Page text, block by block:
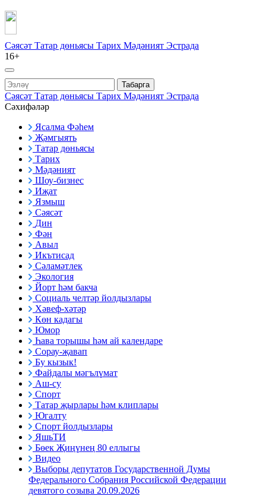
Сәясәт Татар дөньясы Тарих Мәдәният Эстрада
16+
Табарга
Сәясәт Татар дөньясы Тарих Мәдәният Эстрада
Сәхифәләр
Ясалма Фәһем
Җәмгыять
Татар дөньясы
Тарих
Мәдәният
Шоу-бизнес
Иҗат
Язмыш
Сәясәт
Дин
Фән
Авыл
Икътисад
Сәламәтлек
Экология
Йорт һәм бакча
Социаль челтәр йолдызлары
Хәвеф-хәтәр
Көн кадагы
Юмор
Һава торышы һәм ай календаре
Сорау-җавап
Бу кызык!
Файдалы мәгълүмат
Аш-су
Спорт
Татар җырлары һәм клиплары
Югалту
Спорт йолдызлары
ЯшьТИ
Бөек Җиңүнең 80 еллыгы
Видео
Выборы депутатов Государственной Думы
Федерального Собрания Российской Федерации
девятого созыва 20.09.2026